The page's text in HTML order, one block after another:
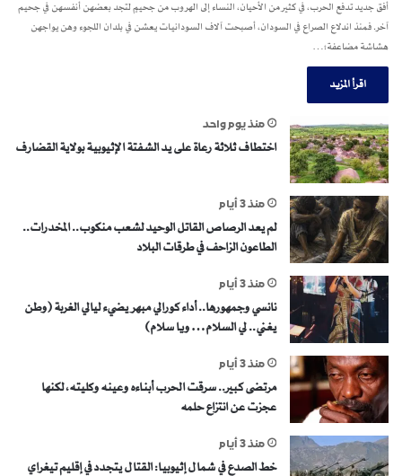
أفق جديد تدفع الحرب، في كثير من الأحيان، النساء إلى الهروب من جحيمٍ لتجد بعضهن أنفسهن في جحيم
آخر. فمنذ اندلاع الصراع في السودان، أصبحت آلاف السودانيات يعشن في بلدان اللجوء وهن يواجهن
هشاشة مضاعفة؛…
اقرأ المزيد
منذ يوم واحد
اختطاف ثلاثة رعاة على يد الشفتة الإثيوبية بولاية القضارف
منذ 3 أيام
لم يعد الرصاص القاتل الوحيد لشعب منكوب.. المخدرات..
الطاعون الزاحف في طرقات البلاد
منذ 3 أيام
نانسي وجمهورها.. أداء كورالي مبهر يضيء ليالي الغربة (وطن
يغني.. لي السلام… ويا سلام)
منذ 3 أيام
مرتضى كبير.. سرقت الحرب أبناءه وعينه وكليته، لكنها
عجزت عن انتزاع حلمه
منذ 3 أيام
خط الصدع في شمال إثيوبيا: القتال يتجدد في إقليم تيغراي